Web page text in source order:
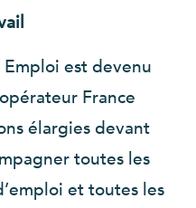
Emploi est devenu
France
élargies devant
toutes les
et toutes les